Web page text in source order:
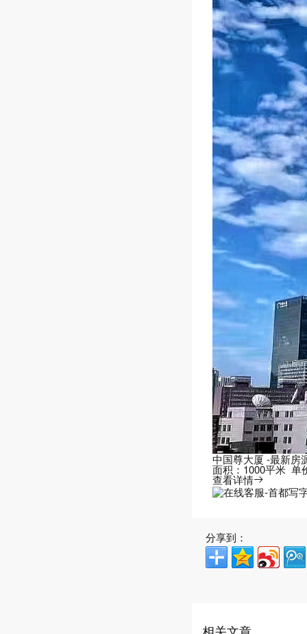
中国尊大厦 -最新房
面积： 1000平米单
查看详情
分享到：